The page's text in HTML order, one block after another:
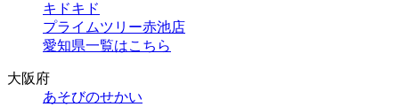
キドキド
プライムツリー赤池店
愛知県一覧はこちら
大阪府
あそびのせかい